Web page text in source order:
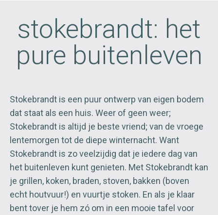
stokebrandt: het
pure buitenleven
Stokebrandt is een puur ontwerp van eigen bodem
dat staat als een huis. Weer of geen weer;
Stokebrandt is altijd je beste vriend; van de vroege
lentemorgen tot de diepe winternacht. Want
Stokebrandt is zo veelzijdig dat je iedere dag van
het buitenleven kunt genieten. Met Stokebrandt kan
je grillen, koken, braden, stoven, bakken (boven
echt houtvuur!) en vuurtje stoken. En als je klaar
bent tover je hem zó om in een mooie tafel voor